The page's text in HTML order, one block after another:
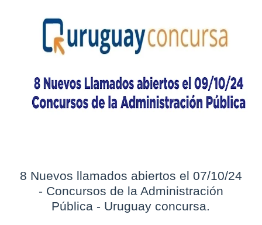
8 Nuevos llamados abiertos el 07/10/24
- Concursos de la Administración
Pública - Uruguay concursa.